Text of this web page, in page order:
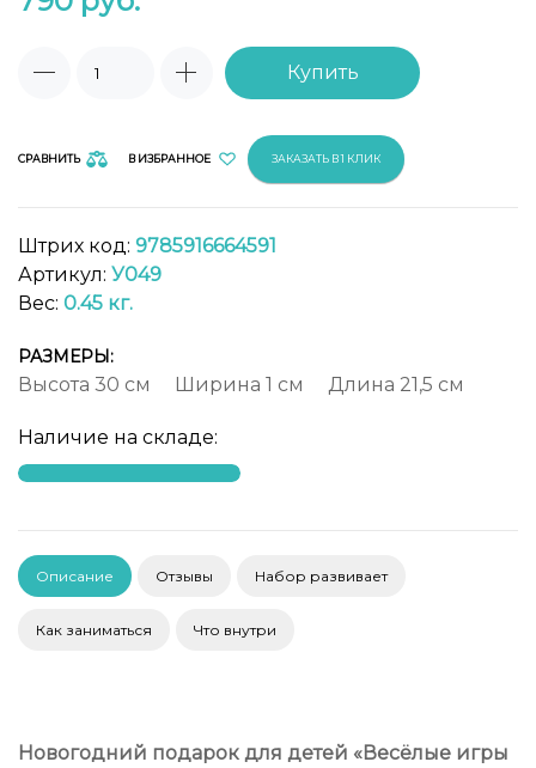
Купить
СРАВНИТЬ В ИЗБРАННОЕ ЗАКАЗАТЬ В 1 КЛИК
Штрих код: 9785916664591
Артикул: У049
Вес: 0.45 кг.
РАЗМЕРЫ:
Высота 30 см Ширина 1 см Длина 21,5 см
Наличие на складе:
Описание Отзывы Набор развивает
Как заниматься Что внутри
Новогодний подарок для детей «Весёлые игры